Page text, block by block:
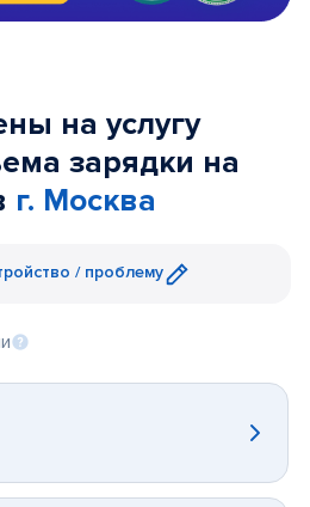
на услугу
зарядки на
г. Москва
/ проблему